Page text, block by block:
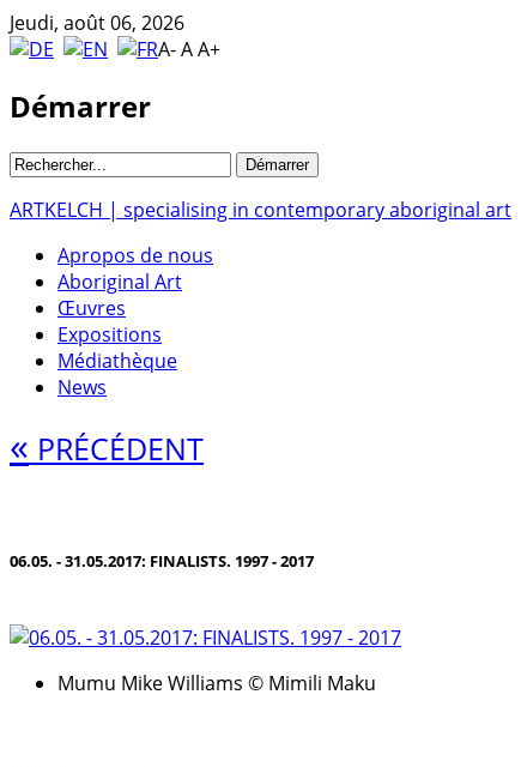
Jeudi, août 06, 2026
A-AA+
Démarrer
ARTKELCH | specialising in contemporary aboriginal art
Apropos de nous
Aboriginal Art
Œuvres
Expositions
Médiathèque
News
« PRÉCÉDENT
06.05. - 31.05.2017: FINALISTS. 1997 - 2017
Mumu Mike Williams © Mimili Maku